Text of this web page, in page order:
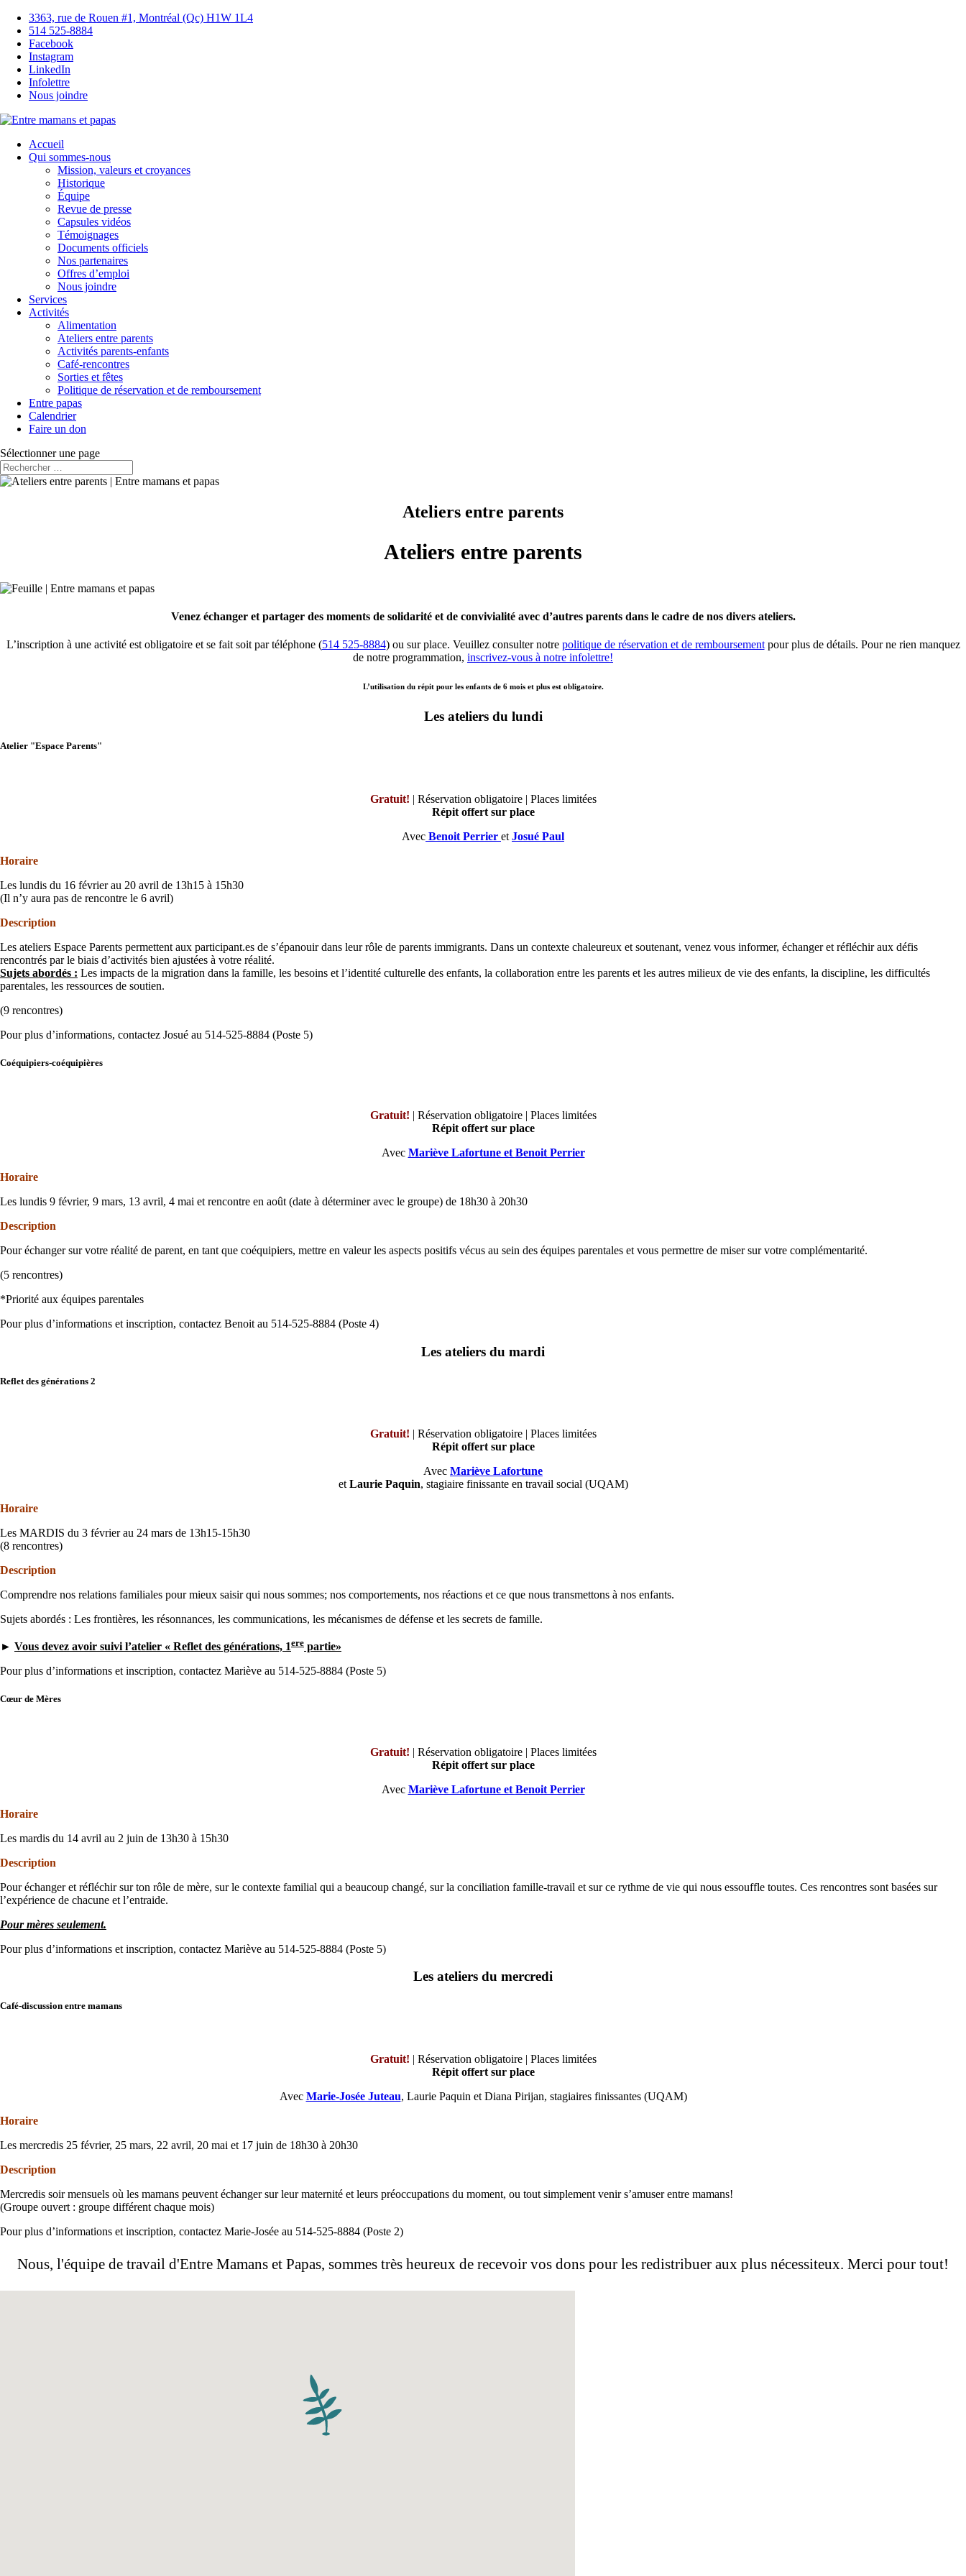
3363, rue de Rouen #1, Montréal (Qc) H1W 1L4
514 525-8884
Facebook
Instagram
LinkedIn
Infolettre
Nous joindre
Accueil
Qui sommes-nous
Mission, valeurs et croyances
Historique
Équipe
Revue de presse
Capsules vidéos
Témoignages
Documents officiels
Nos partenaires
Offres d’emploi
Nous joindre
Services
Activités
Alimentation
Ateliers entre parents
Activités parents-enfants
Café-rencontres
Sorties et fêtes
Politique de réservation et de remboursement
Entre papas
Calendrier
Faire un don
Sélectionner une page
Ateliers entre parents
Ateliers entre parents
Venez échanger et partager des moments de solidarité et de convivialité avec d’autres parents dans le cadre de nos divers ateliers.
L’inscription à une activité est obligatoire et se fait soit par téléphone (514 525-8884) ou sur place. Veuillez consulter notre politique de réservation et de remboursementpour plus de détails. Pour ne rien manquez
de notre programmation, inscrivez-vous à notre infolettre!
L’utilisation du répit pour les enfants de 6 mois et plus est obligatoire.
Les ateliers du lundi
Atelier "Espace Parents"
Gratuit! | Réservation obligatoire | Places limitées
Répit offert sur place
Avec Benoit Perrier et Josué Paul
Horaire
Les lundis du 16 février au 20 avril de 13h15 à 15h30
(Il n’y aura pas de rencontre le 6 avril)
Description
Les ateliers Espace Parents permettent aux participant.es de s’épanouir dans leur rôle de parents immigrants. Dans un contexte chaleureux et soutenant, venez vous informer, échanger et réfléchir aux défis
rencontrés par le biais d’activités bien ajustées à votre réalité.
Sujets abordés : Les impacts de la migration dans la famille, les besoins et l’identité culturelle des enfants, la collaboration entre les parents et les autres milieux de vie des enfants, la discipline, les difficultés
parentales, les ressources de soutien.
(9 rencontres)
Pour plus d’informations, contactez Josué au 514-525-8884 (Poste 5)
Coéquipiers-coéquipières
Gratuit! | Réservation obligatoire | Places limitées
Répit offert sur place
Avec Mariève Lafortune et Benoit Perrier
Horaire
Les lundis 9 février, 9 mars, 13 avril, 4 mai et rencontre en août (date à déterminer avec le groupe) de 18h30 à 20h30
Description
Pour échanger sur votre réalité de parent, en tant que coéquipiers, mettre en valeur les aspects positifs vécus au sein des équipes parentales et vous permettre de miser sur votre complémentarité.
(5 rencontres)
*Priorité aux équipes parentales
Pour plus d’informations et inscription, contactez Benoit au 514-525-8884 (Poste 4)
Les ateliers du mardi
Reflet des générations 2
Gratuit! | Réservation obligatoire | Places limitées
Répit offert sur place
Avec Mariève Lafortune
et Laurie Paquin, stagiaire finissante en travail social (UQAM)
Horaire
Les MARDIS du 3 février au 24 mars de 13h15-15h30
(8 rencontres)
Description
Comprendre nos relations familiales pour mieux saisir qui nous sommes; nos comportements, nos réactions et ce que nous transmettons à nos enfants.
Sujets abordés : Les frontières, les résonnances, les communications, les mécanismes de défense et les secrets de famille.
► Vous devez avoir suivi l’atelier « Reflet des générations, 1ere partie»
Pour plus d’informations et inscription, contactez Mariève au 514-525-8884 (Poste 5)
Cœur de Mères
Gratuit! | Réservation obligatoire | Places limitées
Répit offert sur place
Avec Mariève Lafortune et Benoit Perrier
Horaire
Les mardis du 14 avril au 2 juin de 13h30 à 15h30
Description
Pour échanger et réfléchir sur ton rôle de mère, sur le contexte familial qui a beaucoup changé, sur la conciliation famille-travail et sur ce rythme de vie qui nous essouffle toutes. Ces rencontres sont basées sur
l’expérience de chacune et l’entraide.
Pour mères seulement.
Pour plus d’informations et inscription, contactez Mariève au 514-525-8884 (Poste 5)
Les ateliers du mercredi
Café-discussion entre mamans
Gratuit! | Réservation obligatoire | Places limitées
Répit offert sur place
Avec Marie-Josée Juteau, Laurie Paquin et Diana Pirijan, stagiaires finissantes (UQAM)
Horaire
Les mercredis 25 février, 25 mars, 22 avril, 20 mai et 17 juin de 18h30 à 20h30
Description
Mercredis soir mensuels où les mamans peuvent échanger sur leur maternité et leurs préoccupations du moment, ou tout simplement venir s’amuser entre mamans!
(Groupe ouvert : groupe différent chaque mois)
Pour plus d’informations et inscription, contactez Marie-Josée au 514-525-8884 (Poste 2)
Nous, l'équipe de travail d'Entre Mamans et Papas, sommes très heureux de recevoir vos dons pour les redistribuer aux plus nécessiteux. Merci pour tout!